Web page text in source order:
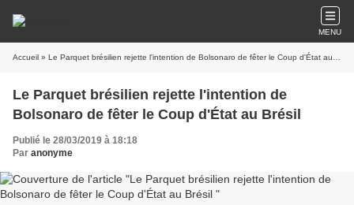
MENU
Accueil » Le Parquet brésilien rejette l'intention de Bolsonaro de fêter le Coup d'État au Brésil
Le Parquet brésilien rejette l'intention de
Bolsonaro de fêter le Coup d'État au Brésil
Publié le 28/03/2019 à 18:18
Par anonyme